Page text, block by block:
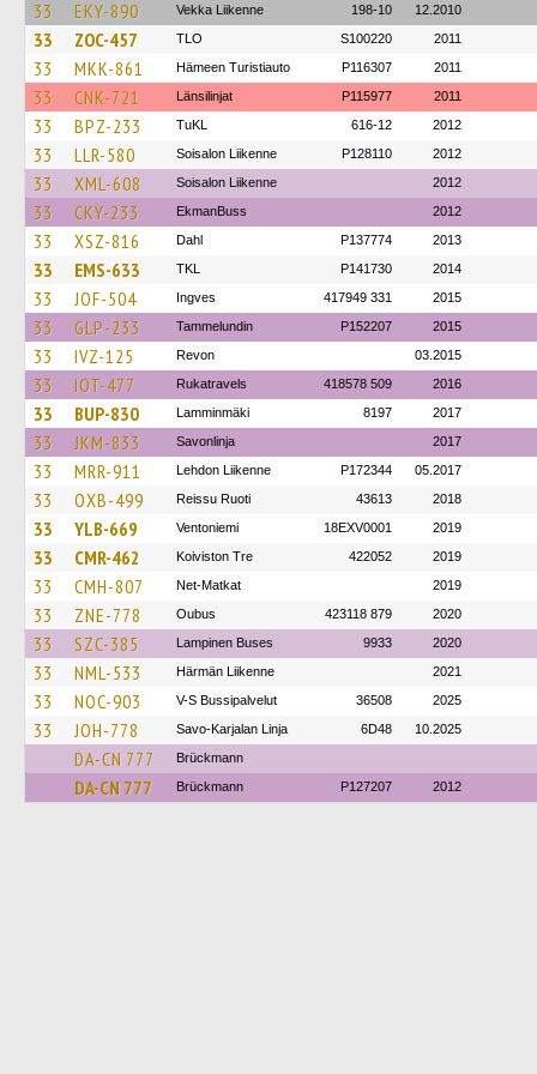
33 EKY-890 Vekka Liikenne 198-10 12.2010
33 ZOC-457 TLO S100220 2011
33 MKK-861 Hämeen Turistiauto P116307 2011
33 CNK-721 Länsilinjat P115977 2011
33 BPZ-233 TuKL 616-12 2012
33 LLR-580 Soisalon Liikenne P128110 2012
33 XML-608 Soisalon Liikenne 2012
33 CKY-233 EkmanBuss 2012
33 XSZ-816 Dahl P137774 2013
33 EMS-633 TKL P141730 2014
33 JOF-504 Ingves 417949 331 2015
33 GLP-233 Tammelundin P152207 2015
33 IVZ-125 Revon 03.2015
33 IOT-477 Rukatravels 418578 509 2016
33 BUP-830 Lamminmäki 8197 2017
33 JKM-833 Savonlinja 2017
33 MRR-911 Lehdon Liikenne P172344 05.2017
33 OXB-499 Reissu Ruoti 43613 2018
33 YLB-669 Ventoniemi 18EXV0001 2019
33 CMR-462 Koiviston Tre 422052 2019
33 CMH-807 Net-Matkat 2019
33 ZNE-778 Oubus 423118 879 2020
33 SZC-385 Lampinen Buses 9933 2020
33 NML-533 Härmän Liikenne 2021
33 NOC-903 V-S Bussipalvelut 36508 2025
33 JOH-778 Savo-Karjalan Linja 6D48 10.2025
DA-CN 777 Brückmann
DA-CN 777 Brückmann P127207 2012